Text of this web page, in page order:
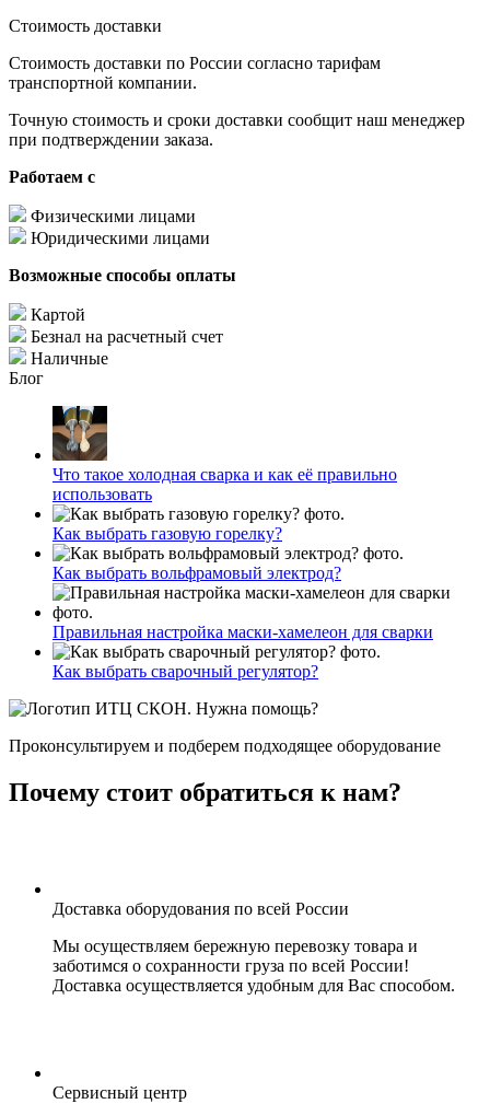
Стоимость доставки
Стоимость доставки по России согласно тарифам
транспортной компании.
Точную стоимость и сроки доставки сообщит наш менеджер
при подтверждении заказа.
Работаем с
Физическими лицами
Юридическими лицами
Возможные способы оплаты
Картой
Безнал на расчетный счет
Наличные
Блог
Что такое холодная сварка и как её правильно
использовать
Как выбрать газовую горелку?
Как выбрать вольфрамовый электрод?
Правильная настройка маски-хамелеон для сварки
Как выбрать сварочный регулятор?
Нужна помощь?
Проконсультируем и подберем подходящее оборудование
Почему стоит обратиться к нам?
Доставка оборудования по всей России
Мы осуществляем бережную перевозку товара и
заботимся о сохранности груза по всей России!
Доставка осуществляется удобным для Вас способом.
Сервисный центр